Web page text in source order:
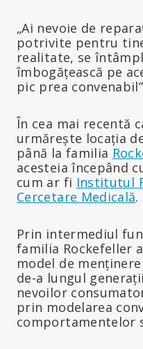
„Ai nevoie de
potrivite pentru
realitate, se
îmbogățească pe
pic prea
În cea mai recentă
urmărește locația
până la familia
acesteia începând
cum ar fi Institutul
Cercetare Medicală.
Prin intermediul
familia Rockefeller
model de
de-a lungul
nevoilor
prin modelarea
comportamentelor